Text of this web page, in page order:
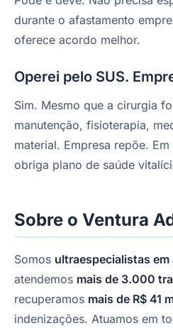
durante o afastamento
oferece acordo melhor.
Operei pelo SUS.
Sim. Mesmo que a cirurgia
manutenção, fisioterapia,
material. Empresa repõe.
obriga plano de saúde
Sobre o Ventura
Somos ultraespecialistas
atendemos mais de 3.000
recuperamos mais de R$ 41
indenizações. Atuamos em